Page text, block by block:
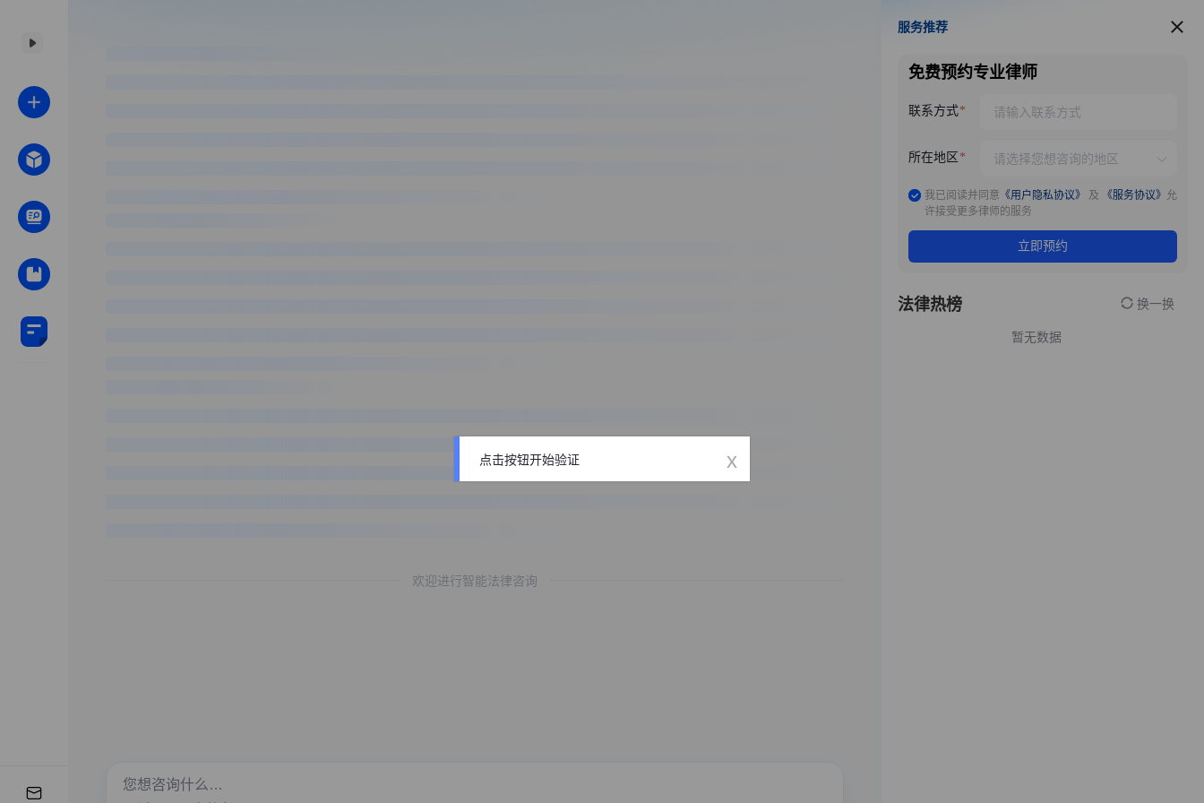
欢迎进行智能法律咨询
服务推荐
服务推荐
免费预约专业律师
联系方式
所在地区
我已阅读并同意 《用户隐私协议》 及 《服务协议》 允
许接受更多律师的服务
立即预约
法律热榜 换一换
暂无数据
点击按钮开始验证 x